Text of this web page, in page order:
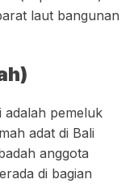
laut bangunan
adalah pemeluk
adat di Bali
anggota
di bagian